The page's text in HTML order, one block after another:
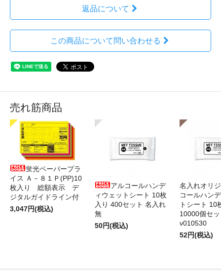
返品について
この商品について問い合わせる
売れ筋商品
蛍光ペーパープラ
イス Ａ－８１Ｐ(PP)10
枚入り 総額表示 デ
ジタルガイドライン付
3,047円(税込)
アルコールハンデ
ィウェットシート 10枚
入り 400セット 名入れ
無
50円(税込)
名入れオリ
コールハン
トシート 10
10000個セ
v010530
52円(税込)